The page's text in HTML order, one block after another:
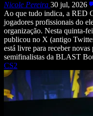
Nicole Pereira 30 jul, 2026
Ao que tudo indica, a RED
jogadores profissionais do
organização. Nesta quinta-
publicou no X (antigo
está livre para receber
semifinalistas da BLAST
CS2